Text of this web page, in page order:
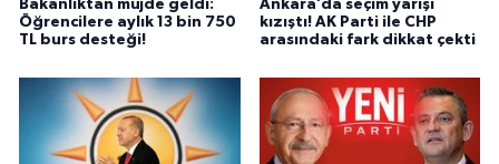
Bakanlıktan müjde geldi:
Öğrencilere aylık 13 bin 750
TL burs desteği!
Ankara’da seçim yarışı
kızıştı! AK Parti ile CHP
arasındaki fark dikkat çekti